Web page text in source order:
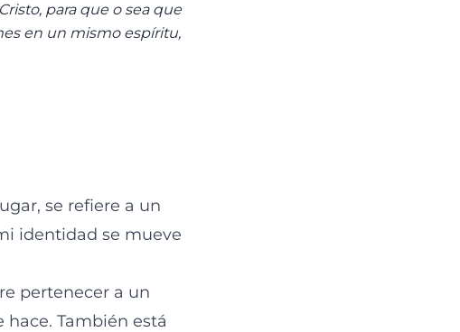
para que o sea que
en un mismo espíritu,
se refiere a un
identidad se mueve
pertenecer a un
También está